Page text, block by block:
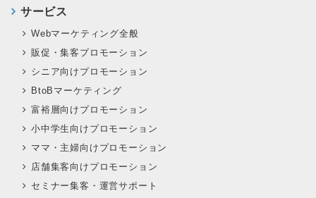
サービス
Webマーケティング全般
販促・集客プロモーション
シニア向けプロモーション
BtoBマーケティング
富裕層向けプロモーション
小中学生向けプロモーション
ママ・主婦向けプロモーション
店舗集客向けプロモーション
セミナー集客・運営サポート